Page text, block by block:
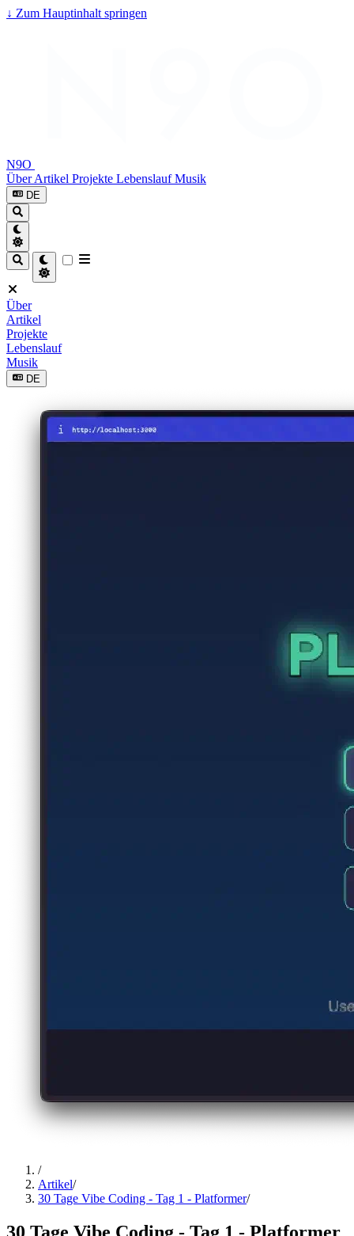
↓ Zum Hauptinhalt springen
N9O
ÜberArtikel Projekte LebenslaufMusik
DE
Über
Artikel
Projekte
Lebenslauf
Musik
DE
/
Artikel/
30 Tage Vibe Coding - Tag 1 - Platformer/